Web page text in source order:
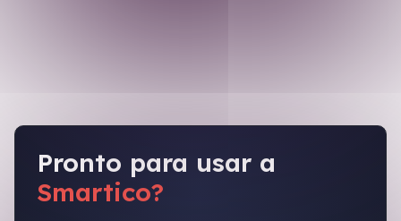
Pronto para usar a
Smartico?